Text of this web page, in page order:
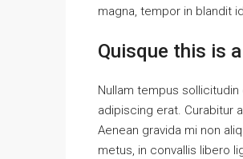
magna, tempor in blandit
Quisque this is
Nullam tempus
adipiscing erat. Curabitur
Aenean gravida mi non
metus, in convallis libero